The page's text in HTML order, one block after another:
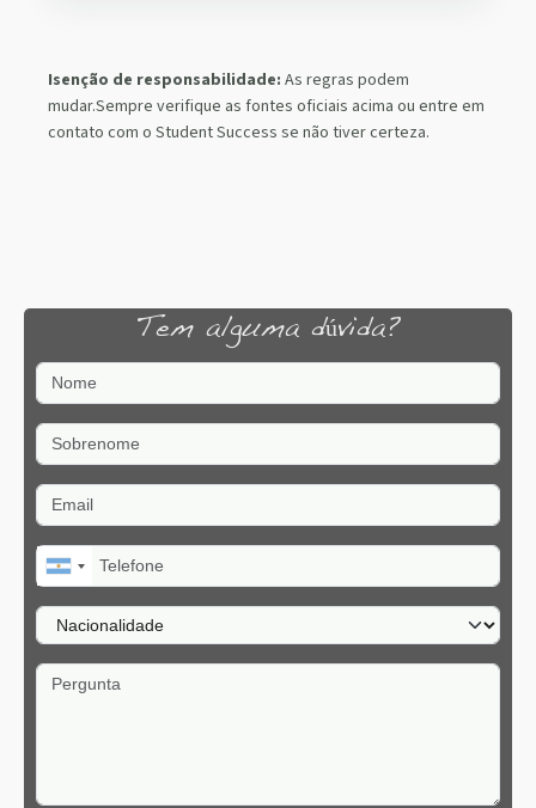
Isenção de responsabilidade: As regras podem
mudar.Sempre verifique as fontes oficiais acima ou entre em
contato com o Student Success se não tiver certeza.
Tem alguma dúvida?
Nome
Sobrenome
Email
Telefone
Nacionalidade
Pergunta